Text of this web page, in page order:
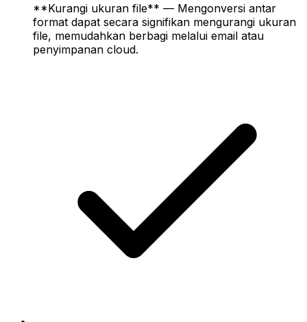
**Kurangi ukuran file** — Mengonversi antar
format dapat secara signifikan mengurangi ukuran
file, memudahkan berbagi melalui email atau
penyimpanan cloud.